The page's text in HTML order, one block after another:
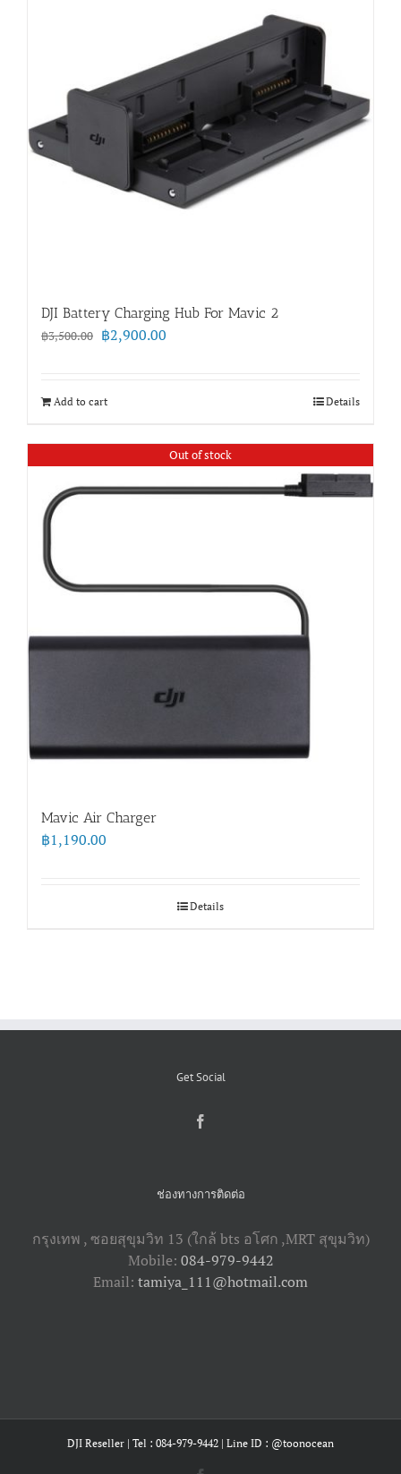
DJI Battery Charging Hub For Mavic 2
฿3,500.00 Original
฿3,500.00.
฿2,900.00
Add to cart Details
Out of stock
Mavic Air Charger
฿1,190.00
Details
Get Social
ช่องทางการติดต่อ
กรุงเทพ , ซอยสุขุมวิท 13 (ใกล้ bts อโศก ,​MRT สุขุมวิท)
Mobile: 084-979-9442
Email: tamiya_111@hotmail.com
DJI Reseller | Tel : 084-979-9442 | Line ID : @toonocean